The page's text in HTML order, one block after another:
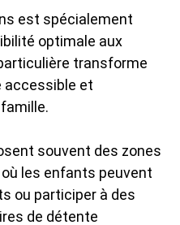
est spécialement
optimale aux
transforme
accessible et
souvent des zones
les enfants peuvent
ou participer à des
de détente